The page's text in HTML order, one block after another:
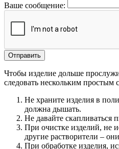
Ваше сообщение:
Чтобы изделие дольше
следовать нескольким простым
Не храните изделия в
должна дышать.
Не давайте скапливаться
При очистке изделий, не
другие растворители –
При обработке изделия,